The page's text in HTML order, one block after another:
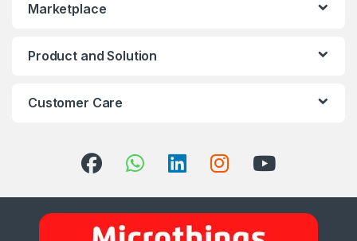
Marketplace
Product and Solution
Customer Care